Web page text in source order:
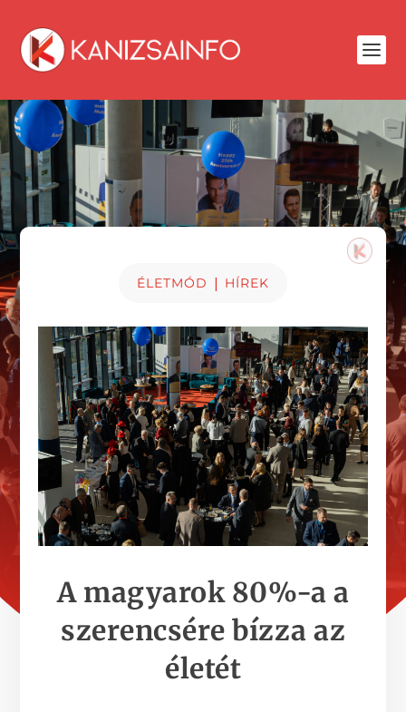
ÉLETMÓD | HÍREK
A magyarok 80%-a a
szerencsére bízza az
életét